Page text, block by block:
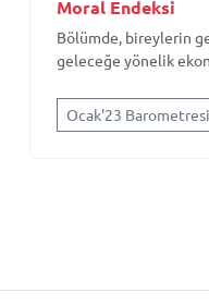
Moral Endeksi
Bölümde, bireylerin
geleceğe yönelik
Ocak'23 Barometresi...